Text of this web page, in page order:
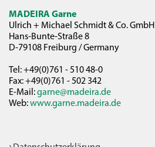
MADEIRA Garne
Ulrich + Michael Schmidt & Co. GmbH
Hans-Bunte-Straße 8
D-79108 Freiburg / Germany
Tel: +49(0)761 - 510 48-0
Fax: +49(0)761 - 502 342
E-Mail:garne@madeira.de
Web:www.garne.madeira.de